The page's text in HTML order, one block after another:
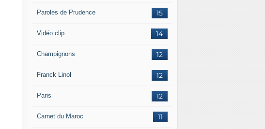
15
Paroles de Prudence
14
Vidéo clip
12
Champignons
12
Franck Linol
12
Paris
11
Carnet du Maroc